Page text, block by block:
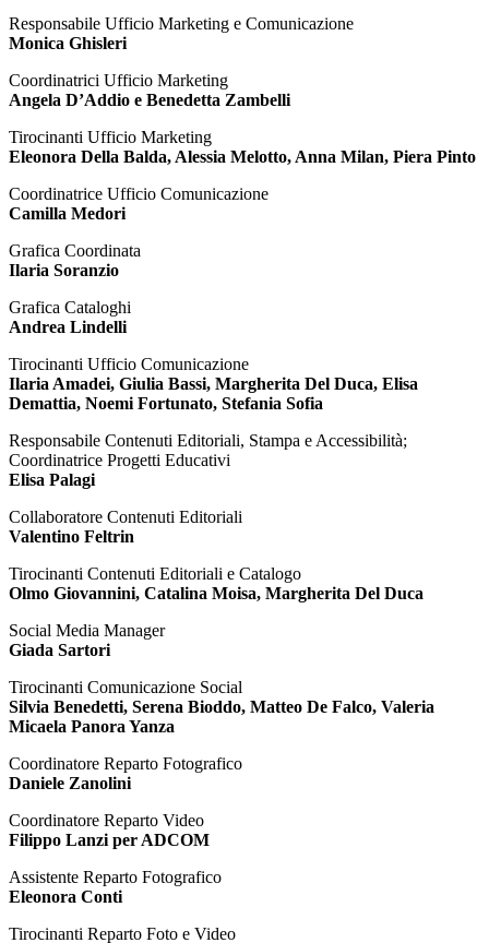
Responsabile Ufficio Marketing e Comunicazione
Monica Ghisleri
Coordinatrici Ufficio Marketing
Angela D’Addio e Benedetta Zambelli
Tirocinanti Ufficio Marketing
Eleonora Della Balda, Alessia Melotto, Anna Milan, Piera Pinto
Coordinatrice Ufficio Comunicazione
Camilla Medori
Grafica Coordinata
Ilaria Soranzio
Grafica Cataloghi
Andrea Lindelli
Tirocinanti Ufficio Comunicazione
Ilaria Amadei, Giulia Bassi, Margherita Del Duca, Elisa
Demattia, Noemi Fortunato, Stefania Sofia
Responsabile Contenuti Editoriali, Stampa e Accessibilità;
Coordinatrice Progetti Educativi
Elisa Palagi
Collaboratore Contenuti Editoriali
Valentino Feltrin
Tirocinanti Contenuti Editoriali e Catalogo
Olmo Giovannini, Catalina Moisa, Margherita Del Duca
Social Media Manager
Giada Sartori
Tirocinanti Comunicazione Social
Silvia Benedetti, Serena Bioddo, Matteo De Falco, Valeria
Micaela Panora Yanza
Coordinatore Reparto Fotografico
Daniele Zanolini
Coordinatore Reparto Video
Filippo Lanzi per ADCOM
Assistente Reparto Fotografico
Eleonora Conti
Tirocinanti Reparto Foto e Video